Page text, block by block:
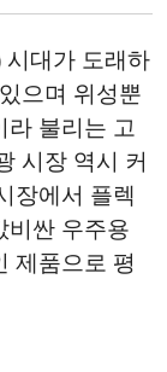
시대가 도래하
으며 위성뿐
불리는 고
시장 역시 커
장에서 플렉
비싼 우주용
제품으로 평